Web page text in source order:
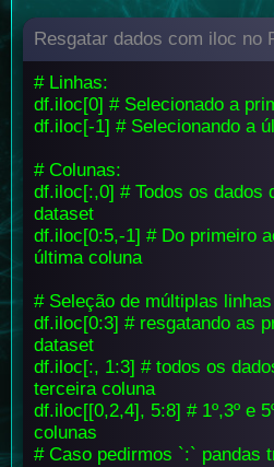
Resgatar dados com iloc no
# Linhas:
df.iloc[0] # Selecionado a
df.iloc[-1] # Selecionando a
# Colunas:
df.iloc[:,0] # Todos os dados
dataset
df.iloc[0:5,-1] # Do primeiro
última coluna
# Seleção de múltiplas
df.iloc[0:3] # resgatando as
dataset
df.iloc[:, 1:3] # todos os
terceira coluna
df.iloc[[0,2,4], 5:8] # 1º,3º e
colunas
# Caso pedirmos `:` pandas